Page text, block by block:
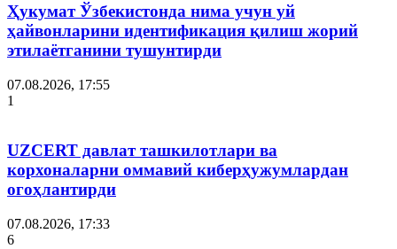
Ҳукумат Ўзбекистонда нима учун уй
ҳайвонларини идентификация қилиш жорий
этилаётганини тушунтирди
07.08.2026, 17:55
1
UZCERT давлат ташкилотлари ва
корхоналарни оммавий киберҳужумлардан
огоҳлантирди
07.08.2026, 17:33
6